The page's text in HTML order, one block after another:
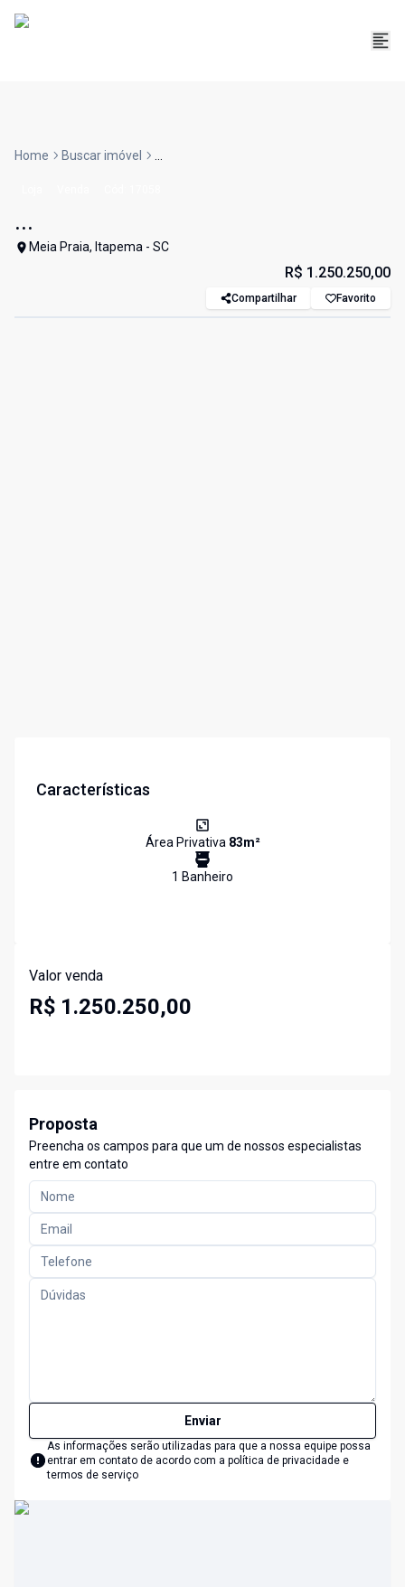
Home Buscar imóvel ...
...
Meia Praia, Itapema - SC
R$ 1.250.250,00
Compartilhar Favorito
Características
Área Privativa 83m²
1 Banheiro
Valor venda
R$ 1.250.250,00
Proposta
Preencha os campos para que um de nossos especialistas
entre em contato
Enviar
As informações serão utilizadas para que a nossa equipe possa
entrar em contato de acordo com a política de privacidade e
termos de serviço